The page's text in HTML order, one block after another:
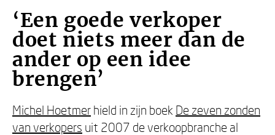
‘Een goede verkoper
doet niets meer dan de
ander op een idee
brengen’
Michel Hoetmer hield in zijn boek De zeven zonden
van verkopers uit 2007 de verkoopbranche al